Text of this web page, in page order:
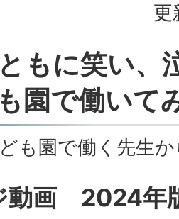
更
もに笑い、
園で働いて
も園で働く先生
動画 2024年